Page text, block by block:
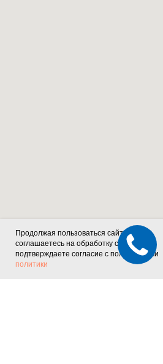
Продолжая пользоваться сайтом, вы
соглашаетесь на обработку cookies и
подтверждаете согласие с положениями
политики